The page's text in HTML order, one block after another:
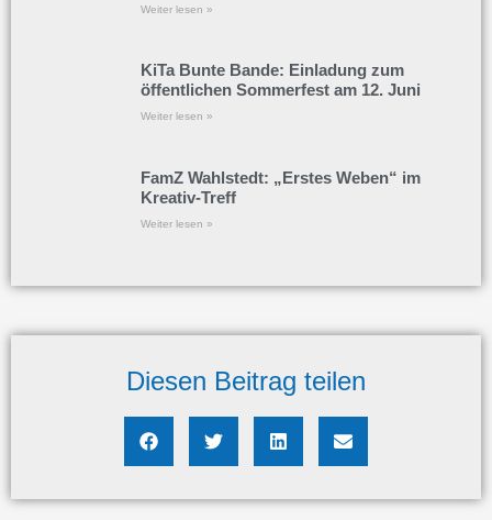
Weiter lesen »
KiTa Bunte Bande: Einladung zum
öffentlichen Sommerfest am 12. Juni
Weiter lesen »
FamZ Wahlstedt: „Erstes Weben“ im
Kreativ-Treff
Weiter lesen »
Diesen Beitrag teilen